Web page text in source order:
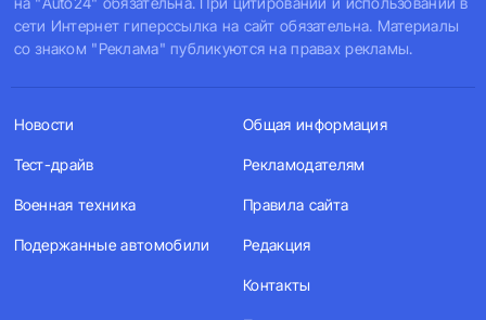
сети Интернет гиперссылка на сайт обязательна. Материалы
со знаком "Реклама" публикуются на правах рекламы.
Новости
Тест-драйв
Военная техника
Подержанные автомобили
Общая информация
Рекламодателям
Правила сайта
Редакция
Контакты